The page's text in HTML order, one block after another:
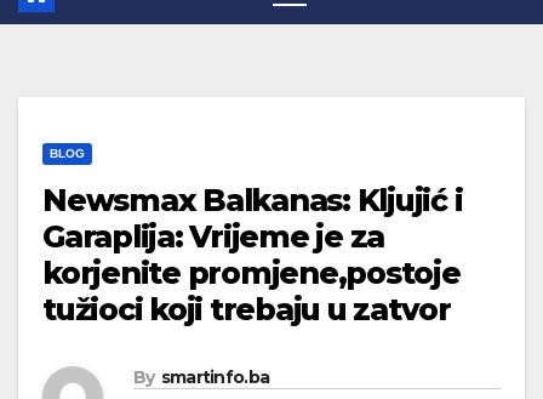
BLOG
Newsmax Balkanas: Kljujić i
Garaplija: Vrijeme je za
korjenite promjene,postoje
tužioci koji trebaju u zatvor
By smartinfo.ba